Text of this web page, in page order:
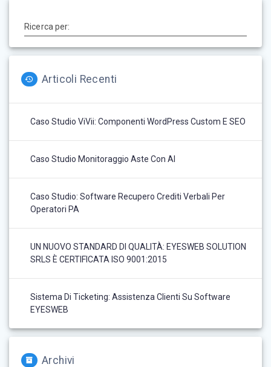
Ricerca per:
Articoli Recenti
Caso Studio ViVii: Componenti WordPress Custom E SEO
Caso Studio Monitoraggio Aste Con AI
Caso Studio: Software Recupero Crediti Verbali Per
Operatori PA
UN NUOVO STANDARD DI QUALITÀ: EYESWEB SOLUTION
SRLS È CERTIFICATA ISO 9001:2015
Sistema Di Ticketing: Assistenza Clienti Su Software
EYESWEB
Archivi